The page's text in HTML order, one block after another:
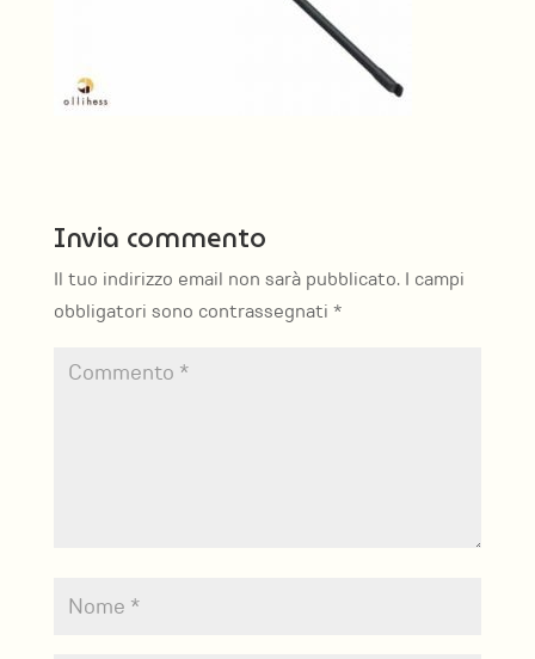
Invia commento
Il tuo indirizzo email non sarà pubblicato. I campi
obbligatori sono contrassegnati *